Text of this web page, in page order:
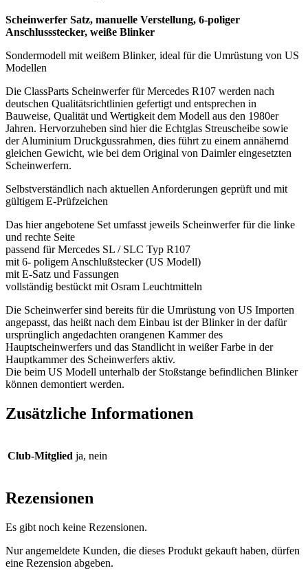
Scheinwerfer Satz, manuelle Verstellung, 6-poliger
Anschlussstecker, weiße Blinker
Sondermodell mit weißem Blinker, ideal für die Umrüstung von US
Modellen
Die ClassParts Scheinwerfer für Mercedes R107 werden nach
deutschen Qualitätsrichtlinien gefertigt und entsprechen in
Bauweise, Qualität und Wertigkeit dem Modell aus den 1980er
Jahren. Hervorzuheben sind hier die Echtglas Streuscheibe sowie
der Aluminium Druckgussrahmen, dies führt zu einem annähernd
gleichen Gewicht, wie bei dem Original von Daimler eingesetzten
Scheinwerfern.
Selbstverständlich nach aktuellen Anforderungen geprüft und mit
gültigem E-Prüfzeichen
Das hier angebotene Set umfasst jeweils Scheinwerfer für die linke
und rechte Seite
passend für Mercedes SL / SLC Typ R107
mit 6- poligem Anschlußstecker (US Modell)
mit E-Satz und Fassungen
vollständig bestückt mit Osram Leuchtmitteln
Die Scheinwerfer sind bereits für die Umrüstung von US Importen
angepasst, das heißt nach dem Einbau ist der Blinker in der dafür
ursprünglich angedachten orangenen Kammer des
Hauptscheinwerfers und das Standlicht in weißer Farbe in der
Hauptkammer des Scheinwerfers aktiv.
Die beim US Modell unterhalb der Stoßstange befindlichen Blinker
können demontiert werden.
Zusätzliche Informationen
Club-Mitglied ja, nein
Rezensionen
Es gibt noch keine Rezensionen.
Nur angemeldete Kunden, die dieses Produkt gekauft haben, dürfen
eine Rezension abgeben.